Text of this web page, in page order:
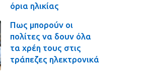
όρια ηλικίας
Πως μπορούν οι
πολίτες να δουν όλα
τα χρέη τους στις
τράπεζες ηλεκτρονικά